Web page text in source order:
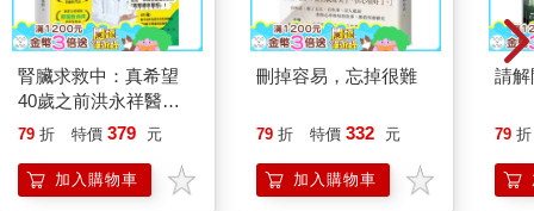
腎臟求救中：真希望
40歲之前洪永祥醫師
就告訴我這些事
79 折 特價 379 元
加入購物車
刪掉容易，忘掉很難
79 折 特價 332 元
加入購物車
請解
79 折